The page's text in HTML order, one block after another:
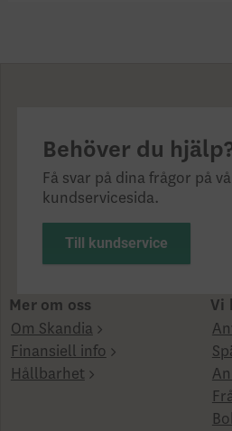
Behöver du
Få svar på dina frågor på
kundservicesida.
Till kundservice
Mer om oss
Om Skandia
Finansiell info
Hållbarhet
Vi